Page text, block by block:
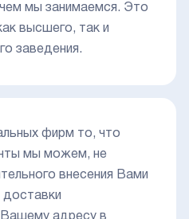
мы занимаемся. Это
высшего, так и
заведения.
фирм то, что
мы можем, не
внесения Вами
доставки
Вашему адресу в